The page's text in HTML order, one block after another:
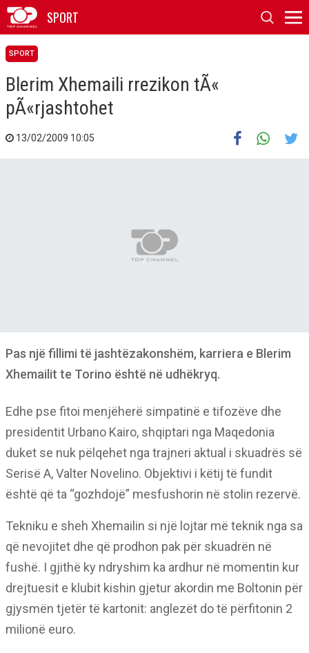
SPORT
SPORT
Blerim Xhemaili rrezikon tÃ«
pÃ«rjashtohet
13/02/2009 10:05
Pas një fillimi të jashtëzakonshëm, karriera e Blerim
Xhemailit te Torino është në udhëkryq.
Edhe pse fitoi menjëherë simpatinë e tifozëve dhe
presidentit Urbano Kairo, shqiptari nga Maqedonia
duket se nuk pëlqehet nga trajneri aktual i skuadrës së
Serisë A, Valter Novelino. Objektivi i këtij të fundit
është që ta “gozhdojë” mesfushorin në stolin rezervë.
Tekniku e sheh Xhemailin si një lojtar më teknik nga sa
që nevojitet dhe që prodhon pak për skuadrën në
fushë. I gjithë ky ndryshim ka ardhur në momentin kur
drejtuesit e klubit kishin gjetur akordin me Boltonin për
gjysmën tjetër të kartonit: anglezët do të përfitonin 2
milionë euro.